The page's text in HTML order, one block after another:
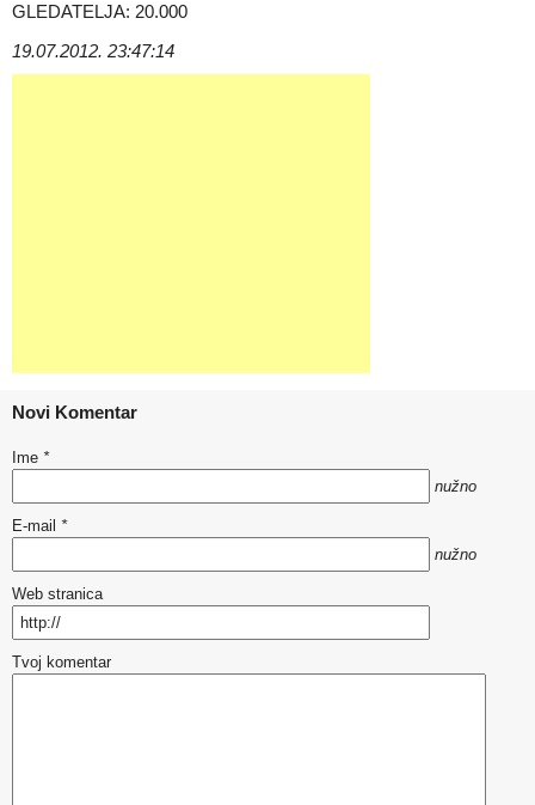
GLEDATELJA: 20.000
19.07.2012. 23:47:14
Novi Komentar
Ime *
nužno
E-mail *
nužno
Web stranica
Tvoj komentar